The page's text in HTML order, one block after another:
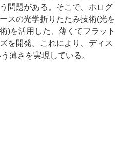
問題がある。そこで、ホログ
スの光学折りたたみ技術(光を
)を活用した、薄くてフラット
を開発。これにより、ディス
薄さを実現している。